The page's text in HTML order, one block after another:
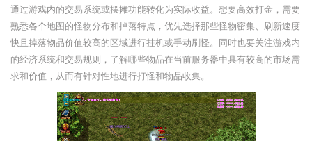
通过游戏内的交易系统或摆摊功能转化为实际收益。想要高效打金，需要
熟悉各个地图的怪物分布和掉落特点，优先选择那些怪物密集、刷新速度
快且掉落物品价值较高的区域进行挂机或手动刷怪。同时也要关注游戏内
的经济系统和交易规则，了解哪些物品在当前服务器中具有较高的市场需
求和价值，从而有针对性地进行打怪和物品收集。